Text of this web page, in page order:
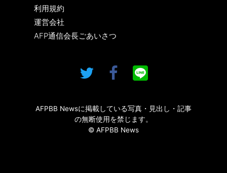
利用規約
運営会社
AFP通信会長ごあいさつ
AFPBB Newsに掲載している写真・見出し・記事
の無断使用を禁じます。
© AFPBB News